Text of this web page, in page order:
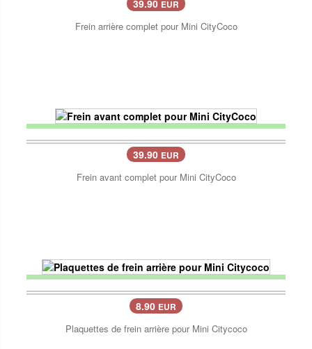
39.90 EUR
Frein arrière complet pour Mini CityCoco
39.90 EUR
Frein avant complet pour Mini CityCoco
8.90 EUR
Plaquettes de frein arrière pour Mini Citycoco